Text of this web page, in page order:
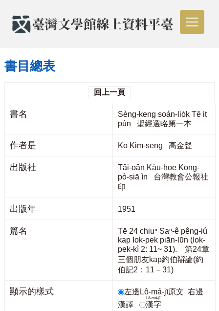
書目總表
回上一頁
書名
Sèng-keng soán-lio̍k Tē it
pún 聖經選略第一本
作者是 Ko Kim-seng 高金聲
出版社
Tâi-oân Kàu-hōe Kong-
pò-siā ìn 台灣教會公報社
印
出版年 1951
篇名
Tē 24 chiuⁿ Saⁿ-ê pêng-iú
kap Iok-pek piān-lūn (Iok-
pek-kì 2: 11~ 31). 第24章
三個朋友kap約伯辯論(約
伯記2：11－31)
顯示的樣式 左邊Lô-má-jī原文 右邊
漢譯
漢字
Lô-má-jī